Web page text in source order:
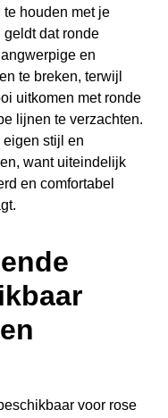
houden met je
geldt dat ronde
en
te breken, terwijl
uitkomen met ronde
lijnen te verzachten.
eigen stijl en
want uiteindelijk
en comfortabel
voor rose